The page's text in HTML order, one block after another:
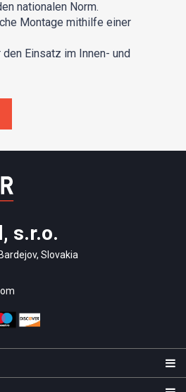
nationalen Norm.
Montage mithilfe einer
Einsatz im Innen- und
s.r.o.
Slovakia